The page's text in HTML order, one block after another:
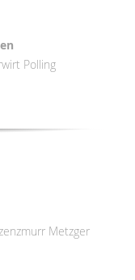
Polling
Metzger